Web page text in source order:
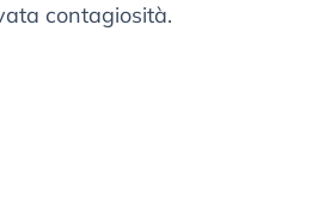
contagiosità.